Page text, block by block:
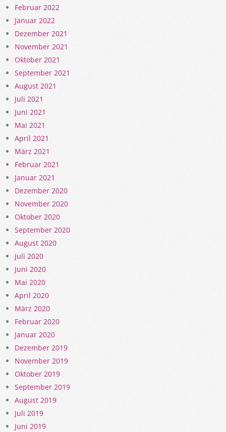
Februar 2022
Januar 2022
Dezember 2021
November 2021
Oktober 2021
September 2021
August 2021
Juli 2021
Juni 2021
Mai 2021
April 2021
März 2021
Februar 2021
Januar 2021
Dezember 2020
November 2020
Oktober 2020
September 2020
August 2020
Juli 2020
Juni 2020
Mai 2020
April 2020
März 2020
Februar 2020
Januar 2020
Dezember 2019
November 2019
Oktober 2019
September 2019
August 2019
Juli 2019
Juni 2019